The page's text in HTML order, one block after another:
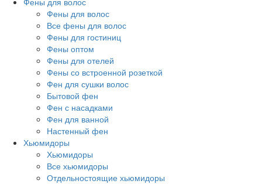
Фены для волос
Все фены для волос
Фены для гостиниц
Фены оптом
Фены для отелей
Фены со встроенной розеткой
Фен для сушки волос
Бытовой фен
Фен с насадками
Фен для ванной
Настенный фен
Хьюмидоры
Хьюмидоры
Все хьюмидоры
Отдельностоящие хьюмидоры